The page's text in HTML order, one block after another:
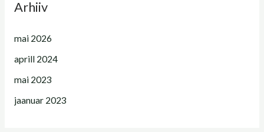
Arhiiv
mai 2026
aprill 2024
mai 2023
jaanuar 2023